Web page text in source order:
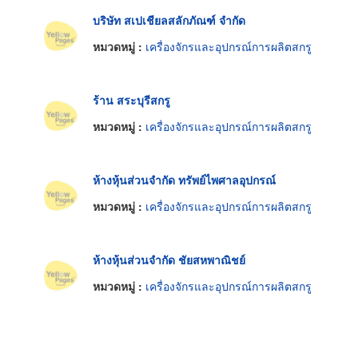
บริษัท สเปเชียลสลักภัณฑ์ จำกัด
หมวดหมู่ : เครื่องจักรและอุปกรณ์การผลิตสกรู
ร้าน สระบุรีสกรู
หมวดหมู่ : เครื่องจักรและอุปกรณ์การผลิตสกรู
ห้างหุ้นส่วนจำกัด ทรัพย์ไพศาลอุปกรณ์
หมวดหมู่ : เครื่องจักรและอุปกรณ์การผลิตสกรู
ห้างหุ้นส่วนจำกัด ชัยสหพาณิชย์
หมวดหมู่ : เครื่องจักรและอุปกรณ์การผลิตสกรู